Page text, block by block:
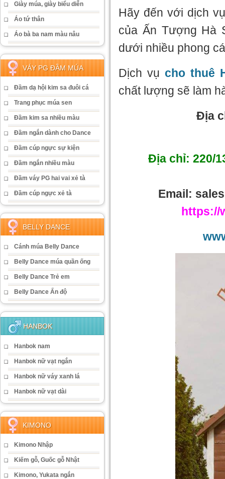
Giày múa, giày biểu diễn
Áo tứ thân
Áo bà ba nam màu nâu
VÁY PG ĐẦM MÚA
Đầm dạ hội kim sa đuôi cá
Trang phục múa sen
Đầm kim sa nhiều màu
Đầm ngắn dành cho Dance
Đầm cúp ngực sự kiện
Đầm ngắn nhiều màu
Đầm váy PG hai vai xẻ tà
Đầm cúp ngực xẻ tà
BELLY DANCE
Cánh múa Belly Dance
Belly Dance múa quần ống
Belly Dance Trẻ em
Belly Dance Ấn độ
HANBOK
Hanbok nam
Hanbok nữ vạt ngắn
Hanbok nữ váy xanh lá
Hanbok nữ vạt dài
KIMONO
Kimono Nhập
Kiếm gỗ, Guốc gỗ Nhật
Kimono, Yukata ngắn
Hãy đến với dịch
của Ấn Tượng Hà
dưới nhiều phong
Dịch vụ cho thuê
chất lượng sẽ làm
Địa
Địa chỉ: 220/
Email:
https://